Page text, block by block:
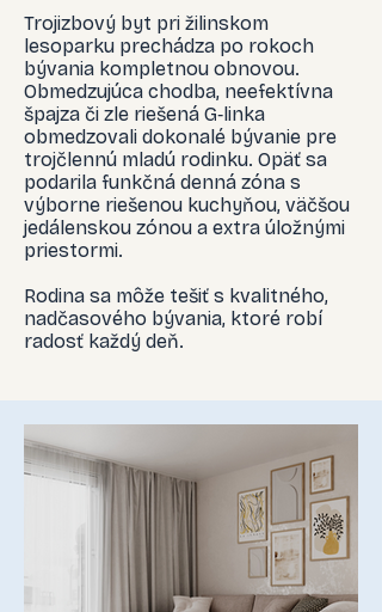
Trojizbový byt pri žilinskom
lesoparku prechádza po rokoch
bývania kompletnou obnovou.
Obmedzujúca chodba, neefektívna
špajza či zle riešená G‑linka
obmedzovali dokonalé bývanie pre
trojčlennú mladú rodinku. Opäť sa
podarila funkčná denná zóna s
výborne riešenou kuchyňou, väčšou
jedálenskou zónou a extra úložnými
priestormi.
Rodina sa môže tešiť s kvalitného,
nadčasového bývania, ktoré robí
radosť každý deň.